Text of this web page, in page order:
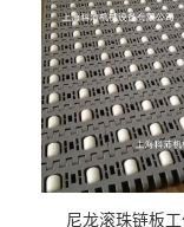
尼龙滚珠链板